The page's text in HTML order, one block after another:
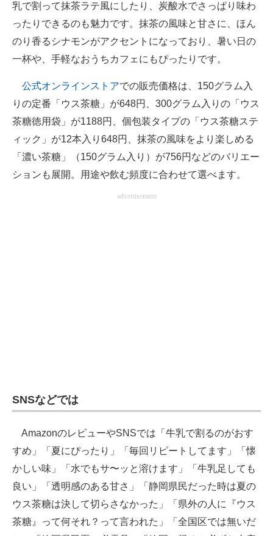
乳で割って抹茶ラテ風にしたり、炭酸水でさっぱり味わ
ったりできるのも魅力です。抹茶の風味と甘さに、ほん
のり香るシナモンがアクセントになっており、暑い日の
一杯や、手軽なおうちカフェにもぴったりです。
公式オンラインストアでの販売価格は、150グラム入
りの定番「ウス茶糖」が648円、300グラム入りの「ウス
茶糖徳用袋」が1188円、個包装タイプの「ウス茶糖ステ
ィック」が12本入り648円、抹茶の風味をより楽しめる
「濃い茶糖」（150グラム入り）が756円などのバリエー
ションも展開。用途や飲む頻度に合わせて選べます。
advertisement
SNSなどでは
AmazonのレビューやSNSでは「牛乳で割るのがおす
すめ」「夏にぴったり」「毎回リピートしてます」「懐
かしい味」「水でもサ〜ッと溶けます」「牛乳足しても
良い」「透明感のある甘さ」「静岡県民だった時は夏の
ウス茶糖は決して切らさなかった」「県外の人に『ウス
茶糖』って何それ？って言われた」「全国区では無いだ